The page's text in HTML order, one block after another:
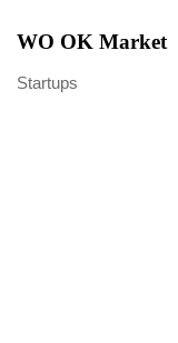
WO OK Market
Startups